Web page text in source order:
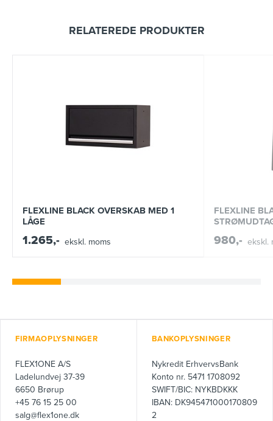
RELATEREDE PRODUKTER
FLEXLINE BLACK OVERSKAB MED 1
LÅGE
1.265,- ekskl. moms
FLEXLINE
980,- ekskl.
FIRMAOPLYSNINGER
FLEX1ONE A/S
Ladelundvej 37-39
6650 Brørup
+45 76 15 25 00
salg@flex1one.dk
BANKOPLYSNINGER
Nykredit ErhvervsBank
Konto nr. 5471 1708092
SWIFT/BIC: NYKBDKKK
IBAN: DK945471000170809
2